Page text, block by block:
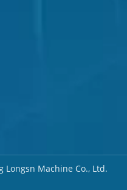
Longsn Machine Co., Ltd.